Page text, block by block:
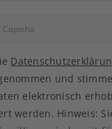
und
elektronisch
werden. Hinweis: